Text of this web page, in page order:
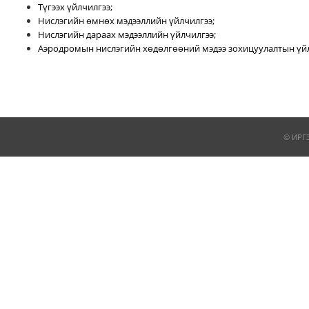
Түгээх үйлчилгээ;
Нислэгийн өмнөх мэдээллийн үйлчилгээ;
Нислэгийн дараах мэдээллийн үйлчилгээ;
Аэродромын нислэгийн хөдөлгөөний мэдээ зохицуулалтын
©